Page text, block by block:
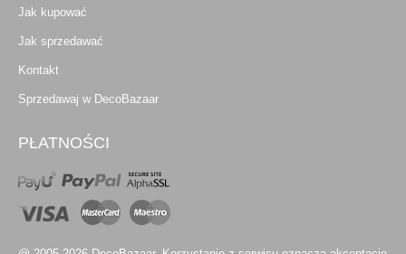
Jak kupować
Jak sprzedawać
Kontakt
Sprzedawaj w DecoBazaar
PŁATNOŚCI